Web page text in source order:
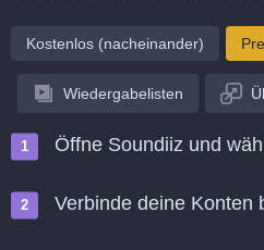
Kostenlos (nacheinander)
Wiedergabelisten
Öffne Soundiiz und
Verbinde deine Konten